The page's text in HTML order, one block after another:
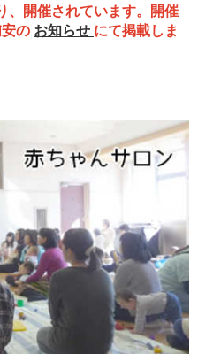
、開催されています。開催
の お知らせ にて掲載しま